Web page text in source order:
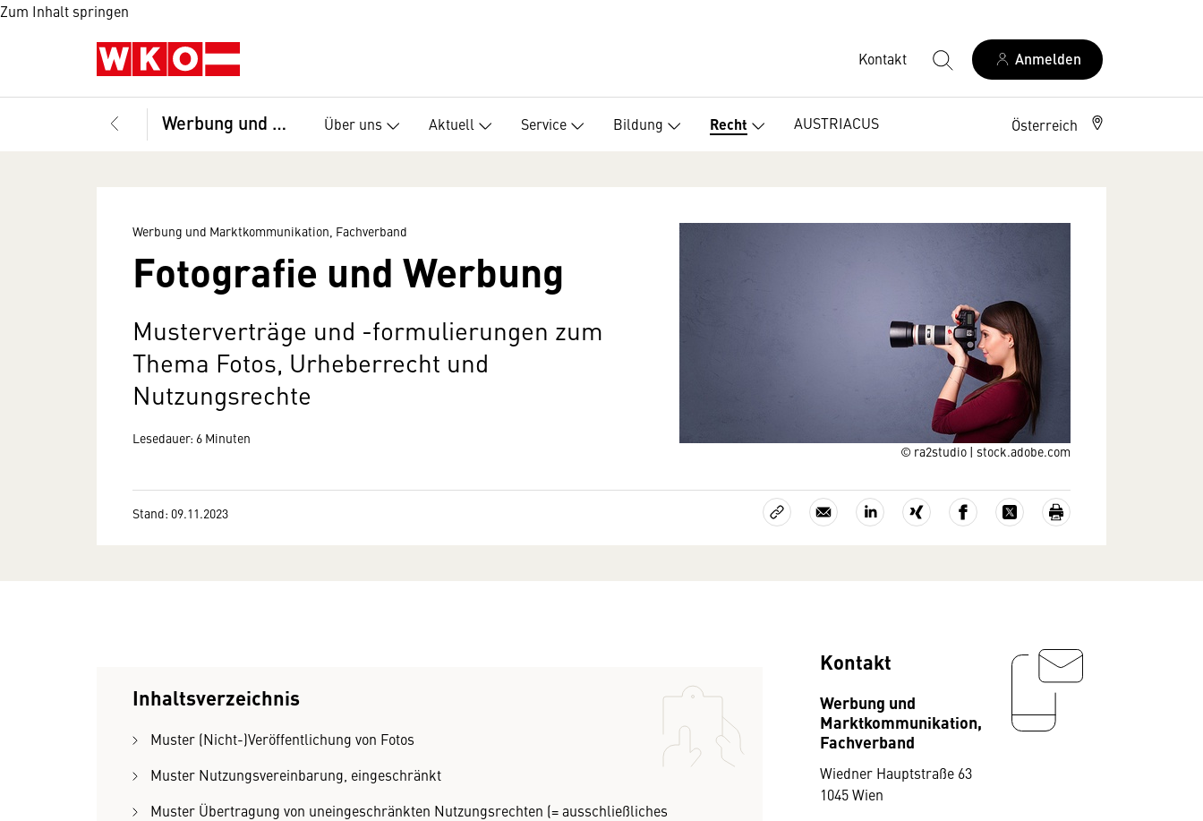
Zum Inhalt springen
Kontakt Anmelden
Werbung und Marktkommunikation, Fachverband Über uns Aktuell Service Bildung Recht AUSTRIACUS Österreich
© ra2studio | stock.adobe.com
Werbung und Marktkommunikation, Fachverband
Fotografie und Werbung
Musterverträge und -formulierungen zum
Thema Fotos, Urheberrecht und
Nutzungsrechte
Lesedauer: 6 Minuten
Stand: 09.11.2023
Inhaltsverzeichnis
Muster (Nicht-)Veröffentlichung von Fotos
Muster Nutzungsvereinbarung, eingeschränkt
Muster Übertragung von uneingeschränkten Nutzungsrechten (= ausschließliches
Kontakt
Werbung und
Marktkommunikation,
Fachverband
Wiedner Hauptstraße 63
1045 Wien